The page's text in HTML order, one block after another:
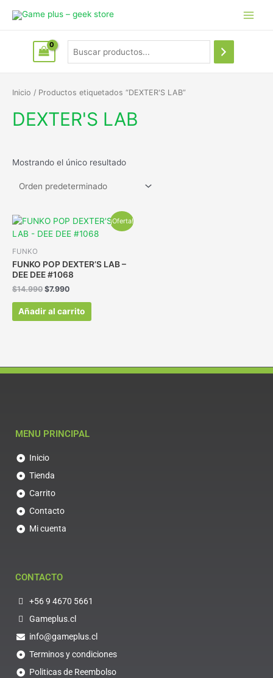
Inicio / Productos etiquetados “DEXTER'S LAB”
DEXTER'S LAB
Mostrando el único resultado
¡Oferta!
FUNKO
FUNKO POP DEXTER’S LAB –
DEE DEE #1068
$14.990 $7.990
Añadir al carrito
MENU PRINCIPAL
Inicio
Tienda
Carrito
Contacto
Mi cuenta
CONTACTO
+56 9 4670 5661
Gameplus.cl
info@gameplus.cl
Terminos y condiciones
Politicas de Reembolso